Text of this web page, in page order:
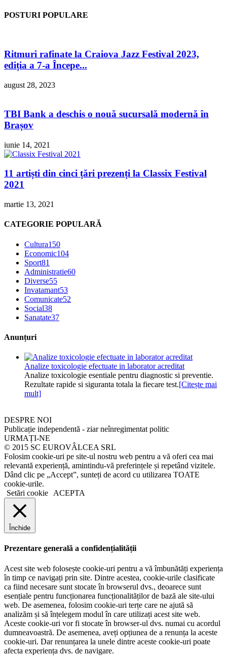
POSTURI POPULARE
Ritmuri rafinate la Craiova Jazz Festival 2023,
ediția a 7-a Începe...
august 28, 2023
TBI Bank a deschis o nouă sucursală modernă în
Brașov
iunie 14, 2021
11 artiști din cinci țări prezenți la Classix Festival
2021
martie 13, 2021
CATEGORIE POPULARĂ
Cultura150
Economic104
Sport81
Administratie60
Diverse55
Invatamant53
Comunicate52
Social38
Sanatate37
Anunțuri
Analize toxicologie efectuate in laborator acreditat
Analize toxicologie esentiale pentru diagnostic si preventie.
Rezultate rapide si siguranta totala la fiecare test.[Citește mai
mult]
DESPRE NOI
Publicație independentă - ziar neînregimentat politic
URMAȚI-NE
© 2015 SC EUROVÂLCEA SRL
Folosim cookie-uri pe site-ul nostru web pentru a vă oferi cea mai
relevantă experiență, amintindu-vă preferințele și repetând vizitele.
Dând clic pe „Accept”, sunteți de acord cu utilizarea TOATE
cookie-urile.
Setări cookie
ACEPTA
Închide
Prezentare generală a confidențialității
Acest site web folosește cookie-uri pentru a vă îmbunătăți experiența
în timp ce navigați prin site. Dintre acestea, cookie-urile clasificate
ca fiind necesare sunt stocate în browserul dvs., deoarece sunt
esențiale pentru funcționarea funcționalităților de bază ale site-ului
web. De asemenea, folosim cookie-uri terțe care ne ajută să
analizăm și să înțelegem modul în care utilizați acest site web.
Aceste cookie-uri vor fi stocate în browser-ul dvs. numai cu acordul
dumneavoastră. De asemenea, aveți opțiunea de a renunța la aceste
cookie-uri. Dar renunțarea la unele dintre aceste cookie-uri poate
afecta experiența dvs. de navigare.